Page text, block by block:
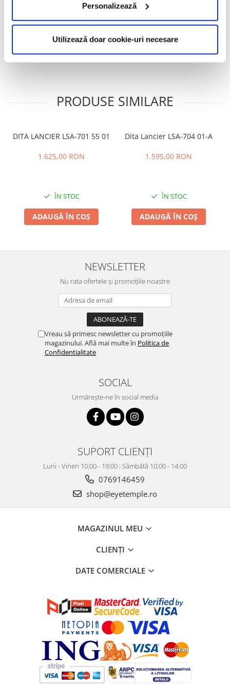
Personalizează
Utilizează doar cookie-uri necesare
(0)
PRODUSE SIMILARE
DITA LANCIER LSA-701 55 01
1.625,00 RON
ÎN STOC
ADAUGĂ ÎN COȘ
Dita Lancier LSA-704 01-A
1.595,00 RON
ÎN STOC
ADAUGĂ ÎN COȘ
NEWSLETTER
Nu rata ofertele și promoțiile noastre
Vreau să primesc newsletter cu promoțiile
magazinului. Află mai multe în Politica de
Confidentialitate
SOCIAL
Urmărește-ne în social media
SUPORT CLIENȚI
Luni - Vineri 10:00 - 19:00 ; Sâmbătă 10:00 - 14:00
0769146459
shop@eyetemple.ro
MAGAZINUL MEU
CLIENȚI
DATE COMERCIALE